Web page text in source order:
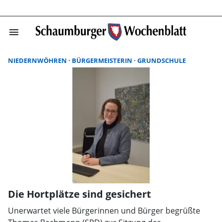
menu
NIEDERNWÖHREN BÜRGERMEISTERIN GRUNDSCHULE
Die Hortplätze sind gesichert
Unerwartet viele Bürgerinnen und Bürger begrüßte